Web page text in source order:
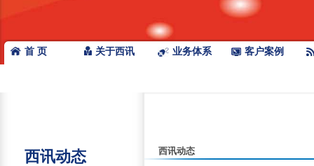
首 页 关于西讯 业务体系 客户案例
西讯动态 西讯动态